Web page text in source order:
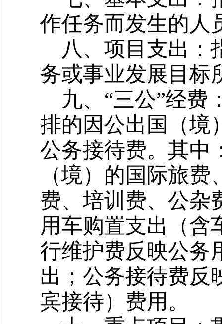
作任务而发生的人
八、项目支出：
务或事业发展目标
九、“三公”经费
排的因公出国（境
公务接待费。其中
（境）的国际旅
费、培训费、公杂
用车购置支出（含
行维护费反映公务
出；公务接待费反
宾接待）费用。